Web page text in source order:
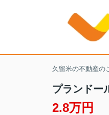
久留米の不動産の
プランドー
2.8万円